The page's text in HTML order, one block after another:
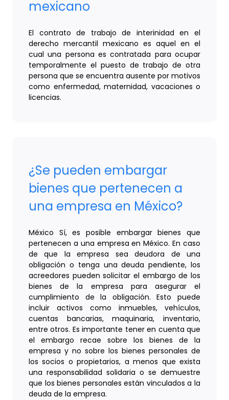
mexicano
El contrato de trabajo de interinidad en el
derecho mercantil mexicano es aquel en el
cual una persona es contratada para ocupar
temporalmente el puesto de trabajo de otra
persona que se encuentra ausente por motivos
como enfermedad, maternidad, vacaciones o
licencias.
¿Se pueden embargar
bienes que pertenecen a
una empresa en México?
México Sí, es posible embargar bienes que
pertenecen a una empresa en México. En caso
de que la empresa sea deudora de una
obligación o tenga una deuda pendiente, los
acreedores pueden solicitar el embargo de los
bienes de la empresa para asegurar el
cumplimiento de la obligación. Esto puede
incluir activos como inmuebles, vehículos,
cuentas bancarias, maquinaria, inventario,
entre otros. Es importante tener en cuenta que
el embargo recae sobre los bienes de la
empresa y no sobre los bienes personales de
los socios o propietarios, a menos que exista
una responsabilidad solidaria o se demuestre
que los bienes personales están vinculados a la
deuda de la empresa.